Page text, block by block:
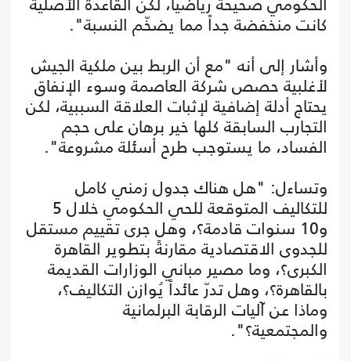
كانت منخفضة جداً مما يضخّم النسبة".
وأشار إلى أنه "مع أن الربط بين ملكية الجيش
لأغلبية حصص شركة العاصمة وسوء الإنفاق
يحتاج أدلة إضافية لإثبات العلاقة السببية، لكن
التجارب السابقة كلها خير برهان على حجم
الفساد، ما يستوجب طرح أسئلة مشروعة".
وتساءل: "هل هناك جدول زمني كامل
للتكاليف المتوقعة للحي الحكومي خلال 5
و10 سنوات قادمة؟، وهل جرى تقييم مستقل
للجدوى الاقتصادية مقارنةً بتطوير القاهرة
الكبرى؟، وما مصير مباني الوزارات القديمة
بالقاهرة؟، وهل تدرّ عائداً يُوازن التكاليف؟،
وماذا عن آليات الرقابة البرلمانية
والمجتمعية؟".